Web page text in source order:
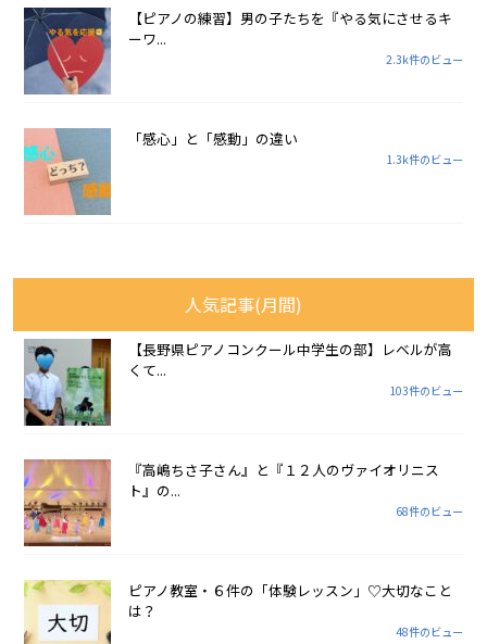
【ピアノの練習】男の子たちを『やる気にさせるキ
ーワ...
2.3k件のビュー
「感心」と「感動」の違い
1.3k件のビュー
人気記事(月間)
【長野県ピアノコンクール中学生の部】レベルが高
くて...
103件のビュー
『高嶋ちさ子さん』と『１２人のヴァイオリニス
ト』の...
68件のビュー
ピアノ教室・６件の「体験レッスン」♡大切なこと
は？
48件のビュー